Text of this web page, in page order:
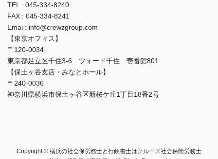
TEL : 045-334-8240
FAX : 045-334-8241
Emai : info@crewzgroup.com
【東京オフィス】
〒120-0034
東京都足立区千住3-6 ツォード千住 壱番館801
【保土ヶ谷支店・みなとホール】
〒240-0036
神奈川県横浜市保土ヶ谷区新桜ケ丘1丁目18番2号
Copyright © 横浜の社会保労務士と行政書士はクルーズ社会保険労務士